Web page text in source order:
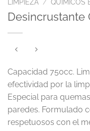
LIMPIEZA / QUÍMICOS
Desincrustante
Capacidad 750cc.
efectividad por la
Especial para
paredes. Formulado
respetuosos con el